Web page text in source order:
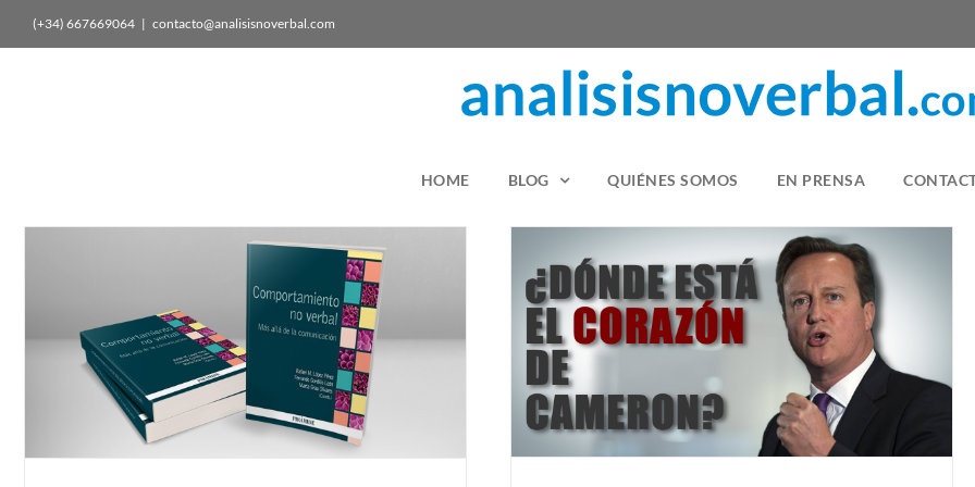
(+34) 667669064 | contacto@analisisnoverbal.com
HOME BLOG QUIÉNES SOMOS EN PRENSA
¿Cameron pierde el corazón en Escocia?
Política Videoanálisis
¿Quién comunica mejor en el PSOE?
Política Videoanálisis